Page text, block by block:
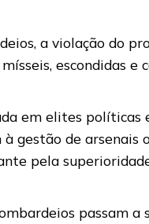
a violação do
escondidas e
em elites
gestão de arsenais
pela
passam a